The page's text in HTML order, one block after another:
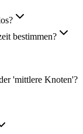
bestimmen?
'mittlere Knoten'?